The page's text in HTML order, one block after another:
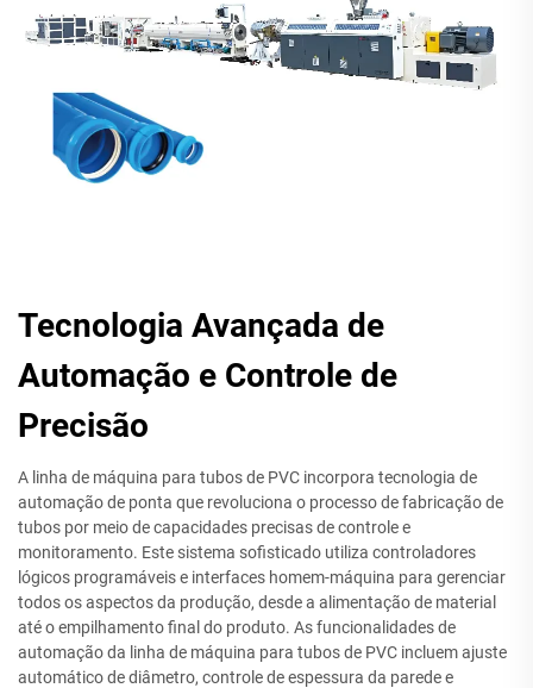
Tecnologia Avançada de
Automação e Controle de
Precisão
A linha de máquina para tubos de PVC incorpora tecnologia de
automação de ponta que revoluciona o processo de fabricação de
tubos por meio de capacidades precisas de controle e
monitoramento. Este sistema sofisticado utiliza controladores
lógicos programáveis e interfaces homem-máquina para gerenciar
todos os aspectos da produção, desde a alimentação de material
até o empilhamento final do produto. As funcionalidades de
automação da linha de máquina para tubos de PVC incluem ajuste
automático de diâmetro, controle de espessura da parede e